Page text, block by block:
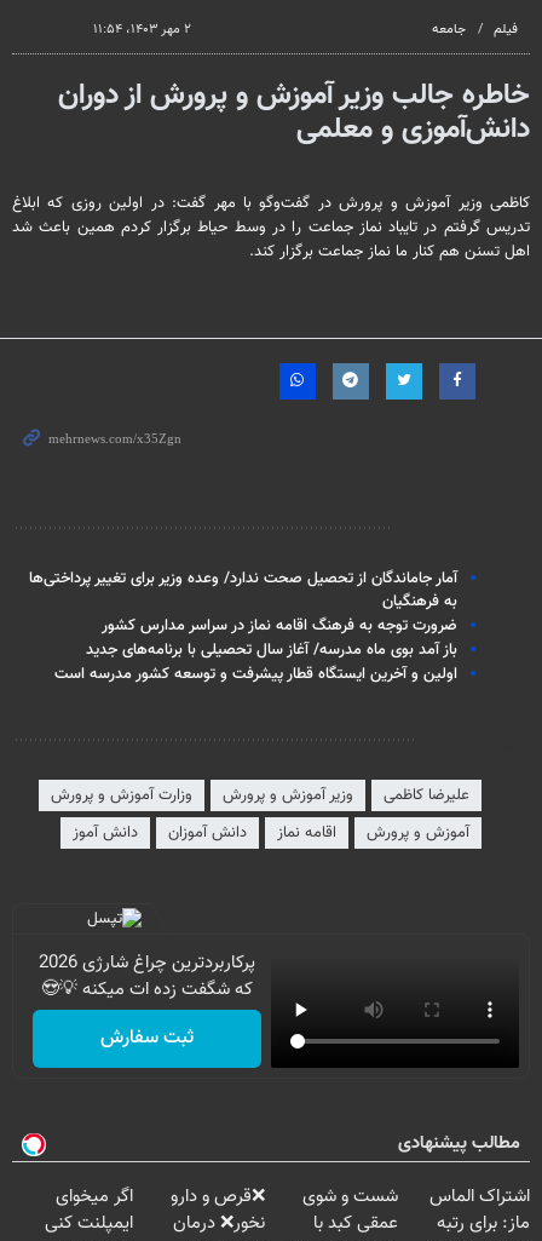
فیلم جامعه ۲ مهر ۱۴۰۳، ۱۱:۵۴
خاطره جالب وزیر آموزش و پرورش از دوران
دانش‌آموزی و معلمی‌
کاظمی وزیر آموزش و پرورش در گفت‌وگو با مهر گفت: در اولین روزی که ابلاغ
تدریس گرفتم در تایباد نماز جماعت را در وسط حیاط برگزار کردم همین باعث شد
اهل تسنن هم کنار ما نماز جماعت برگزار کند.
آمار جاماندگان از تحصیل صحت ندارد/ وعده وزیر برای تغییر پرداختی‌ها
به فرهنگیان
ضرورت توجه به فرهنگ اقامه نماز در سراسر مدارس کشور
باز آمد بوی ماه مدرسه/ آغاز سال تحصیلی با برنامه‌های جدید
اولین و آخرین ایستگاه قطار پیشرفت و توسعه کشور مدرسه است
علیرضا کاظمی وزیر آموزش و پرورش
وزارت آموزش و پرورش
آموزش و پرورش
اقامه نماز دانش آموزان دانش آموز
پرکاربردترین چراغ شارژی 2026
که شگفت زده ات میکنه 💡😍
ثبت سفارش
مطالب پیشنهادی
اشتراک الماس
ماز: برای رتبه
شست و شوی
عمقی کبد با
❌قرص‌ و دارو
نخور❌ درمان
اگر میخوای
ایمپلنت کنی